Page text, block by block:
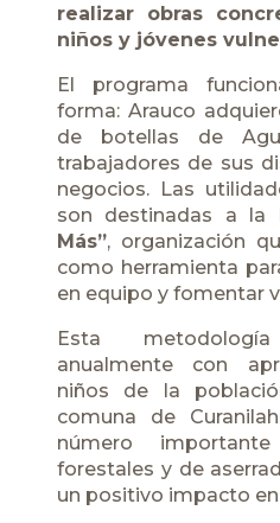
realizar obras
niños y jóvenes
El programa
forma: Arauco
de botellas de
trabajadores de sus
negocios. Las
son destinadas a la
Más”, organización
como herramienta
en equipo y fomentar
Esta
anualmente con
niños de la
comuna de
número
forestales y de
un positivo impacto